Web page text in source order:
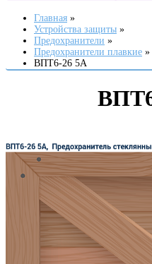
Главная
Устройства защиты
Предохранители
Предохранители плавкие
ВПТ6-26 5А